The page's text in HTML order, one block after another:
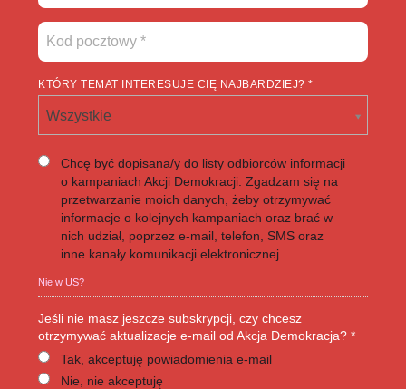
KTÓRY TEMAT INTERESUJE CIĘ NAJBARDZIEJ? *
Wszystkie
Chcę być dopisana/y do listy odbiorców informacji
o kampaniach Akcji Demokracji. Zgadzam się na
przetwarzanie moich danych, żeby otrzymywać
informacje o kolejnych kampaniach oraz brać w
nich udział, poprzez e-mail, telefon, SMS oraz
inne kanały komunikacji elektronicznej.
Nie wUS?
Jeśli nie masz jeszcze subskrypcji, czy chcesz
otrzymywać aktualizacje e-mail od Akcja Demokracja? *
Tak, akceptuję powiadomienia e-mail
Nie, nie akceptuję